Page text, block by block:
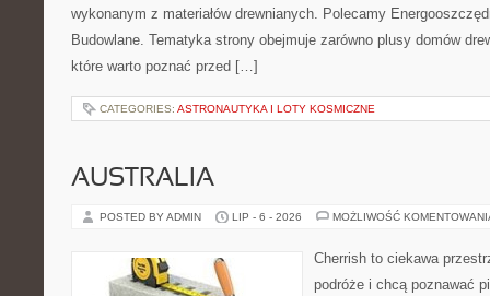
wykonanym z materiałów drewnianych. Polecamy
Budowlane. Tematyka strony obejmuje zarówno plusy domów
które warto poznać przed […]
CATEGORIES: ASTRONAUTYKA I LOTY KOSMICZNE
AUSTRALIA
POSTED BY ADMIN LIP - 6 - 2026 MOŻLIWOŚĆ
Cherrish to ciekawa
podróże i chcą poznawać